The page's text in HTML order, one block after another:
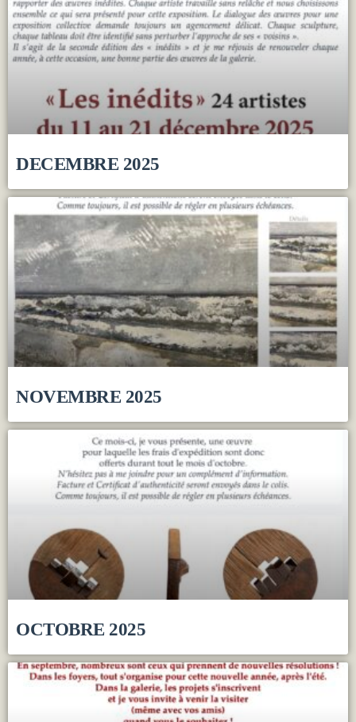
DECEMBRE 2025
NOVEMBRE 2025
OCTOBRE 2025